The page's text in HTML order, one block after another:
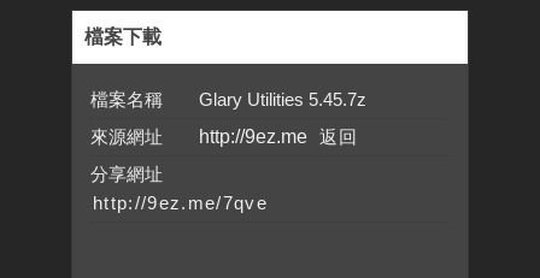
檔案下載
檔案名稱 Glary Utilities 5.45.7z
來源網址
http://9ez.me
分享網址